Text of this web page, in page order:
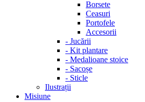
Borsete
Ceasuri
Portofele
Accesorii
- Jucării
- Kit plantare
- Medalioane stoice
- Sacoșe
- Sticle
Ilustrații
Misiune